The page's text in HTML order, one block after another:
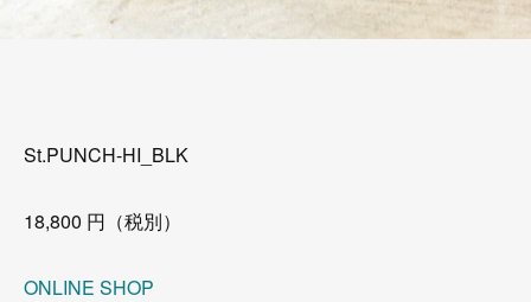
St.PUNCH-HI_BLK
18,800 円（税別）
ONLINE SHOP